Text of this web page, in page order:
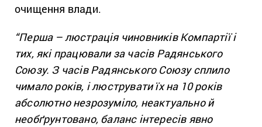
очищення влади.
“Перша – люстрація чиновників Компартії і
тих, які працювали за часів Радянського
Союзу. З часів Радянського Союзу сплило
чимало років, і люструвати їх на 10 років
абсолютно незрозуміло, неактуально й
необґрунтовано, баланс інтересів явно